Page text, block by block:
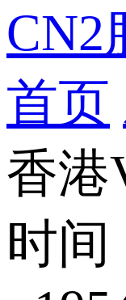
CN2
首页
香港
时间